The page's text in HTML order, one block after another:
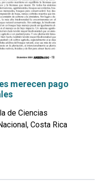
merecen pago
de Ciencias
Costa Rica